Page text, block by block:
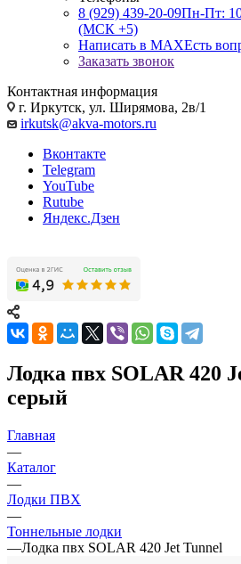
8 (929) 439-20-09Пн-Пт:
(МСК +5)
Написать в MAXЕсть
Заказать звонок
Контактная информация
г. Иркутск, ул. Ширямова, 2в/1
irkutsk@akva-motors.ru
Вконтакте
Telegram
YouTube
Rutube
Яндекс.Дзен
Лодка пвх SOLAR 420
серый
Главная
—
Каталог
—
Лодки ПВХ
—
Тоннельные лодки
—Лодка пвх SOLAR 420 Jet Tunnel